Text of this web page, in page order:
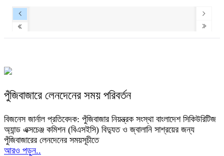
পুঁজিবাজারে লেনদেনের সময় পরিবর্তন
বিজনেস জার্নাল প্রতিবেদক: পুঁজিবাজার নিয়ন্ত্রক সংস্থা বাংলাদেশ সিকিউরিটিজ
অ্যান্ড এক্সচেঞ্জ কমিশন (বিএসইসি) বিদ্যুত ও জ্বালানি সাশ্রয়ের জন্য
পুঁজিবাজারের লেনদেনের সময়সূচীতে
আরও পড়ুন..